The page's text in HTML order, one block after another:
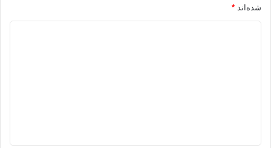
شده‌اند *